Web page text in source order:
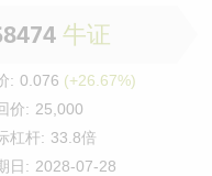
牛证
: 0.076 (+26.67%)
价: 25,000
杠杆: 33.8倍
日: 2028-07-28